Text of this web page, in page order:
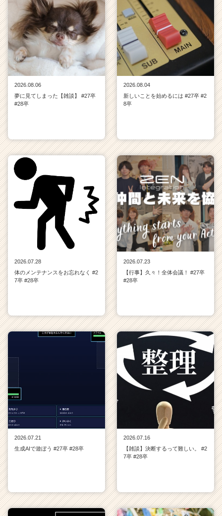
2026.08.06
夢に見てしまった【雑談】 #27卒
#28卒
2026.08.04
新しいことを始めるには #27卒 #2
8卒
2026.07.28
体のメンテナンスをお忘れなく #2
7卒 #28卒
2026.07.23
【行事】久々！全体会議！ #27卒
#28卒
2026.07.21
生成AIで遊ぼう #27卒 #28卒
2026.07.16
【雑談】決断するって難しい。 #2
7卒 #28卒